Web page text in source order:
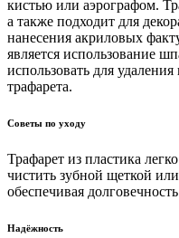
кистью или аэрографом.
а также подходит для
нанесения акриловых
является использование
использовать для
трафарета.
Советы по уходу
Трафарет из пластика
чистить зубной щеткой
обеспечивая
Надёжность